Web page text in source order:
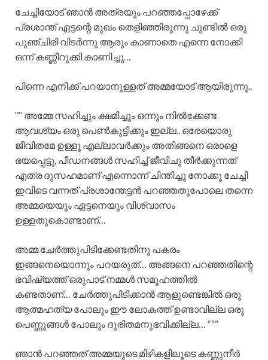
ചേച്ചിയോട് ഞാൻ അത്രയും പറഞ്ഞപ്പോഴേക്ക്
പ്രശാന്ത് ഏട്ടന്റെ മുഖം തെളിഞ്ഞിരുന്നു ചുണ്ടിൽ ഒരു
പുഞ്ചിരി വിടർന്നു ആരും കാണാതെ എന്നെ നോക്കി
ഒന്ന് കണ്ണീറുക്കി കാണിച്ചു…
പിന്നെ എനിക്ക് പറയാനുള്ളത് അമ്മയോട് ആയിരുന്നു..
‘”‘ അമ്മേ സഹിച്ചും ക്ഷമിച്ചും ഒന്നും നിൽക്കേണ്ട
ആവശ്യം ഒരു പെൺകുട്ടിക്കും ഇല്ല.. ഒരേയൊരു
ജീവിതമേ ഉള്ളൂ എല്ലാവർക്കും അതിങ്ങനെ ഒരാളെ
ഭയപ്പെട്ടു, പീഡനങ്ങൾ സഹിച്ച് ജീവിചു തീർക്കുന്നത്
എത്ര ദുസഹമാണ് എന്നൊന്ന് ചിന്തിച്ചു നോക്കൂ ചേച്ചി
ഇവിടെ വന്നത് പ്രശാന്തേട്ടൻ പറഞ്ഞതുപോലെ തന്നെ
അമ്മയെയും ഏട്ടനെയും വിശ്വാസം
ഉള്ളതുകൊണ്ടാണ്…
അമ്മ ചേർത്തുപിടിക്കേണ്ടതിനു പകരം
ഇങ്ങനെയൊന്നും പറയരുത്… അങ്ങനെ പറഞ്ഞതിന്റെ
ഭവിഷ്യത്ത് ഒരുപാട് നമ്മൾ സമൂഹത്തിൽ
കണ്ടതാണ്… ചേർത്തുപിടിക്കാൻ ആളുണ്ടെങ്കിൽ ഒരു
ആത്മഹത്യ പോലും ഈ ലോകത്ത് ഉണ്ടാവില്ല ഒരു
പെണ്ണുങ്ങൾ പോലും ദുരിതമനുഭവിക്കില്ല… “””
ഞാൻ പറഞ്ഞത് അമ്മയുടെ മിഴികളിലൂടെ കണ്ണുനീർ